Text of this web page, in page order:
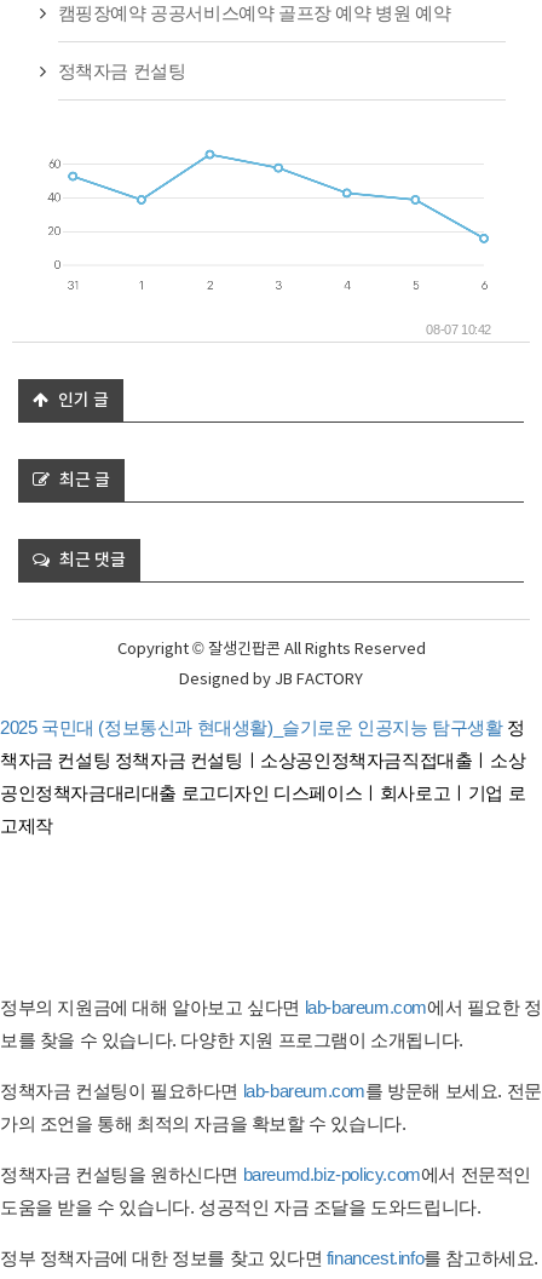
캠핑장예약 공공서비스예약 골프장 예약 병원 예약
정책자금 컨설팅
08-07 10:42
인기 글
최근 글
최근 댓글
Copyright © 잘생긴팝콘 All Rights Reserved
Designed by JB FACTORY
2025 국민대 (정보통신과 현대생활)_슬기로운 인공지능 탐구생활 정
책자금 컨설팅 정책자금 컨설팅ㅣ소상공인정책자금직접대출ㅣ소상
공인정책자금대리대출 로고디자인 디스페이스ㅣ회사로고ㅣ기업 로
고제작
정부의 지원금에 대해 알아보고 싶다면 lab-bareum.com에서 필요한 정
보를 찾을 수 있습니다. 다양한 지원 프로그램이 소개됩니다.
정책자금 컨설팅이 필요하다면 lab-bareum.com를 방문해 보세요. 전문
가의 조언을 통해 최적의 자금을 확보할 수 있습니다.
정책자금 컨설팅을 원하신다면 bareumd.biz-policy.com에서 전문적인
도움을 받을 수 있습니다. 성공적인 자금 조달을 도와드립니다.
정부 정책자금에 대한 정보를 찾고 있다면 financest.info를 참고하세요.